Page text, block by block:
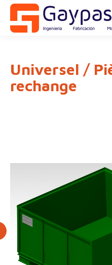
Universel /
rechange